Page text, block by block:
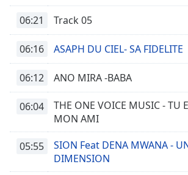
06:21 Track 05
06:16 ASAPH DU CIEL- SA FIDELITE
06:12 ANO MIRA -BABA
06:04
THE ONE VOICE MUSIC - TU
MON AMI
05:55
SION Feat DENA MWANA -
DIMENSION